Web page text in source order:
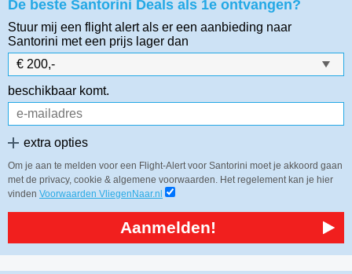
De beste Santorini Deals als 1e ontvangen?
Stuur mij een flight alert als er een aanbieding naar
Santorini met een prijs lager dan
beschikbaar komt.
extra opties
Om je aan te melden voor een Flight-Alert voor Santorini moet je akkoord gaan
met de privacy, cookie & algemene voorwaarden. Het regelement kan je hier
vinden Voorwaarden VliegenNaar.nl
Aanmelden!